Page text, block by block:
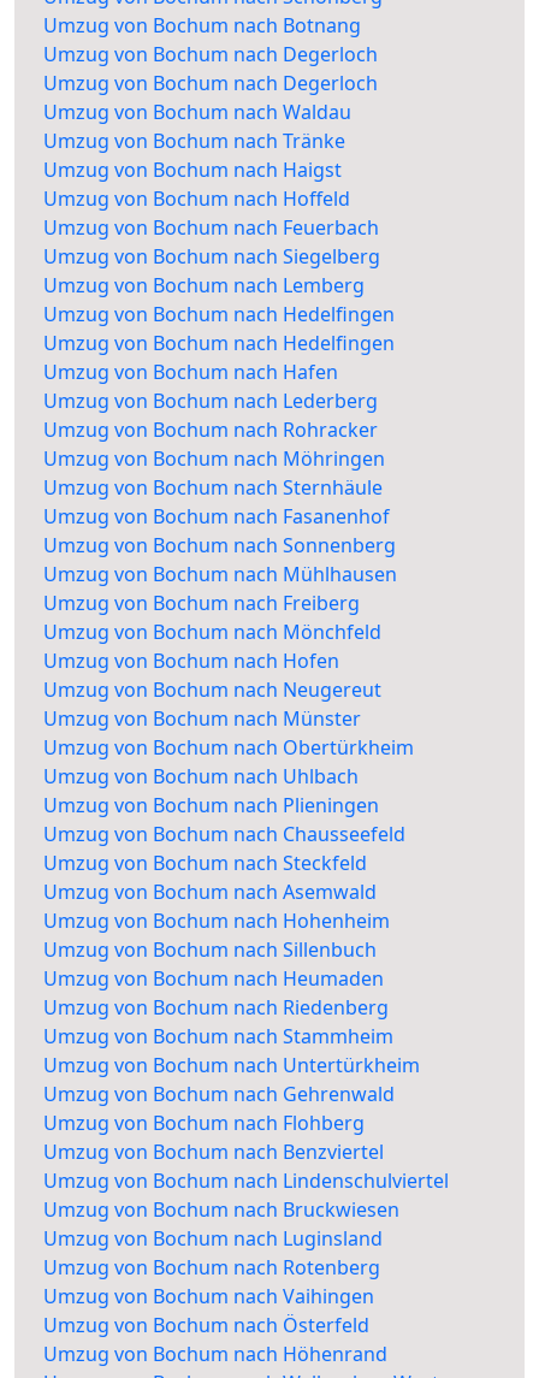
Umzug von Bochum nach Botnang
Umzug von Bochum nach Degerloch
Umzug von Bochum nach Degerloch
Umzug von Bochum nach Waldau
Umzug von Bochum nach Tränke
Umzug von Bochum nach Haigst
Umzug von Bochum nach Hoffeld
Umzug von Bochum nach Feuerbach
Umzug von Bochum nach Siegelberg
Umzug von Bochum nach Lemberg
Umzug von Bochum nach Hedelfingen
Umzug von Bochum nach Hedelfingen
Umzug von Bochum nach Hafen
Umzug von Bochum nach Lederberg
Umzug von Bochum nach Rohracker
Umzug von Bochum nach Möhringen
Umzug von Bochum nach Sternhäule
Umzug von Bochum nach Fasanenhof
Umzug von Bochum nach Sonnenberg
Umzug von Bochum nach Mühlhausen
Umzug von Bochum nach Freiberg
Umzug von Bochum nach Mönchfeld
Umzug von Bochum nach Hofen
Umzug von Bochum nach Neugereut
Umzug von Bochum nach Münster
Umzug von Bochum nach Obertürkheim
Umzug von Bochum nach Uhlbach
Umzug von Bochum nach Plieningen
Umzug von Bochum nach Chausseefeld
Umzug von Bochum nach Steckfeld
Umzug von Bochum nach Asemwald
Umzug von Bochum nach Hohenheim
Umzug von Bochum nach Sillenbuch
Umzug von Bochum nach Heumaden
Umzug von Bochum nach Riedenberg
Umzug von Bochum nach Stammheim
Umzug von Bochum nach Untertürkheim
Umzug von Bochum nach Gehrenwald
Umzug von Bochum nach Flohberg
Umzug von Bochum nach Benzviertel
Umzug von Bochum nach Lindenschulviertel
Umzug von Bochum nach Bruckwiesen
Umzug von Bochum nach Luginsland
Umzug von Bochum nach Rotenberg
Umzug von Bochum nach Vaihingen
Umzug von Bochum nach Österfeld
Umzug von Bochum nach Höhenrand